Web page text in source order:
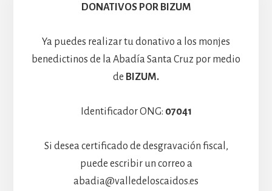
Hospedería
DONATIVOS POR BIZUM
Ya puedes realizar tu donativo a los monjes
benedictinos de la Abadía Santa Cruz por medio
de BIZUM.
Identificador ONG: 07041
Si desea certificado de desgravación fiscal,
puede escribir un correo a
abadia@valledeloscaidos.es